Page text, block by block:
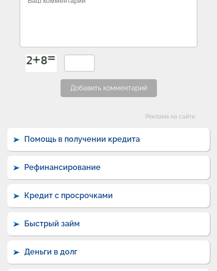
Добавить комментарий
Реклама на сайте
Помощь в получении кредита
Рефинансирование
Кредит с просрочками
Быстрый займ
Деньги в долг